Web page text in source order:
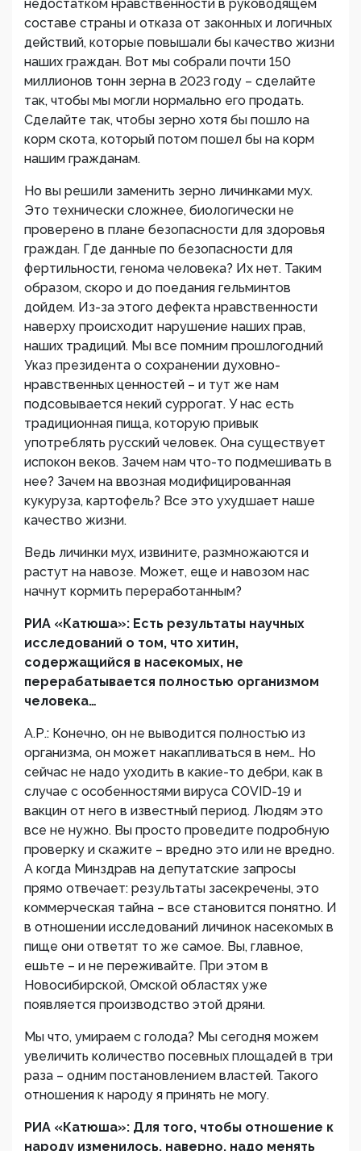
недостатком нравственности в руководящем
составе страны и отказа от законных и логичных
действий, которые повышали бы качество жизни
наших граждан. Вот мы собрали почти 150
миллионов тонн зерна в 2023 году – сделайте
так, чтобы мы могли нормально его продать.
Сделайте так, чтобы зерно хотя бы пошло на
корм скота, который потом пошел бы на корм
нашим гражданам.
Но вы решили заменить зерно личинками мух.
Это технически сложнее, биологически не
проверено в плане безопасности для здоровья
граждан. Где данные по безопасности для
фертильности, генома человека? Их нет. Таким
образом, скоро и до поедания гельминтов
дойдем. Из-за этого дефекта нравственности
наверху происходит нарушение наших прав,
наших традиций. Мы все помним прошлогодний
Указ президента о сохранении духовно-
нравственных ценностей – и тут же нам
подсовывается некий суррогат. У нас есть
традиционная пища, которую привык
употреблять русский человек. Она существует
испокон веков. Зачем нам что-то подмешивать в
нее? Зачем на ввозная модифицированная
кукуруза, картофель? Все это ухудшает наше
качество жизни.
Ведь личинки мух, извините, размножаются и
растут на навозе. Может, еще и навозом нас
начнут кормить переработанным?
РИА «Катюша»: Есть результаты научных
исследований о том, что хитин,
содержащийся в насекомых, не
перерабатывается полностью организмом
человека…
А.Р.: Конечно, он не выводится полностью из
организма, он может накапливаться в нем… Но
сейчас не надо уходить в какие-то дебри, как в
случае с особенностями вируса COVID-19 и
вакцин от него в известный период. Людям это
все не нужно. Вы просто проведите подробную
проверку и скажите – вредно это или не вредно.
А когда Минздрав на депутатские запросы
прямо отвечает: результаты засекречены, это
коммерческая тайна – все становится понятно. И
в отношении исследований личинок насекомых в
пище они ответят то же самое. Вы, главное,
ешьте – и не переживайте. При этом в
Новосибирской, Омской областях уже
появляется производство этой дряни.
Мы что, умираем с голода? Мы сегодня можем
увеличить количество посевных площадей в три
раза – одним постановлением властей. Такого
отношения к народу я принять не могу.
РИА «Катюша»: Для того, чтобы отношение к
народу изменилось, наверно, надо менять